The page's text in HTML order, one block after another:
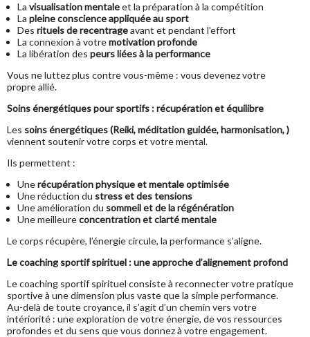
La visualisation mentaleet la préparation à la compétition
La pleine conscience appliquée au sport
Des rituels de recentrageavant et pendant l’effort
La connexion à votremotivation profonde
La libération des peurs liées à la performance
Vous ne luttez plus contre vous-même : vous devenez votre
propre allié.
Soins énergétiques pour sportifs : récupération et équilibre
Les soins énergétiques (Reiki, méditation guidée, harmonisation, )
viennent soutenir votre corps et votre mental.
Ils permettent :
Unerécupération physique et mentale optimisée
Une réduction du stress et des tensions
Une amélioration du sommeil et de la régénération
Une meilleureconcentration et clarté mentale
Le corps récupère, l’énergie circule, la performance s’aligne.
Le coaching sportif spirituel : une approche d’alignement profond
Le coaching sportif spirituel consiste à reconnecter votre pratique
sportive à une dimension plus vaste que la simple performance.
Au-delà de toute croyance, il s’agit d’un chemin vers votre
intériorité : une exploration de votre énergie, de vos ressources
profondes et du sens que vous donnez à votre engagement.